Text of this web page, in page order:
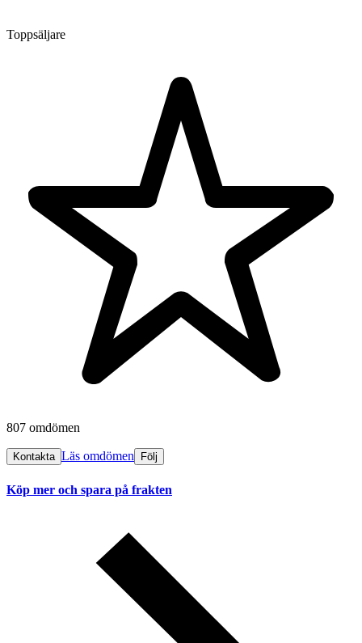
Toppsäljare
807 omdömen
Kontakta Läs omdömen Följ
Köp mer och spara på frakten